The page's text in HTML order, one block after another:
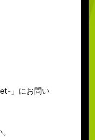
」にお問い